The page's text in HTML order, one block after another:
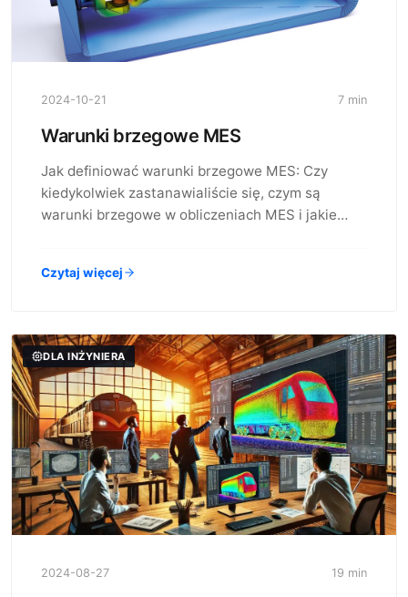
2024-10-21 7 min
Warunki brzegowe MES
Jak definiować warunki brzegowe MES: Czy
kiedykolwiek zastanawialiście się, czym są
warunki brzegowe w obliczeniach MES i jakie…
Czytaj więcej
DLA INŻYNIERA
2024-08-27 19 min